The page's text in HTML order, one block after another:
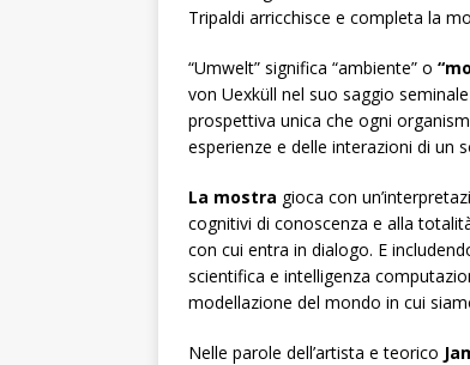
Tripaldi arricchisce e completa la
“Umwelt” significa “ambiente” o
von Uexküll nel suo saggio
prospettiva unica che ogni
esperienze e delle interazioni di un
La mostra gioca con
cognitivi di conoscenza e alla
con cui entra in dialogo. E
scientifica e intelligenza
modellazione del mondo in cui
Nelle parole dell’artista e teorico